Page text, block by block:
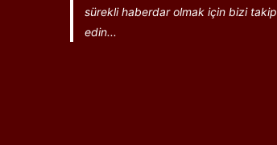
sürekli haberdar olmak için bizi takip
edin...